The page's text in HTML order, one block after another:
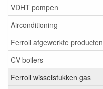
VDHT pompen
Airconditioning
Ferroli afgewerkte producten
CV boilers
Ferroli wisselstukken gas